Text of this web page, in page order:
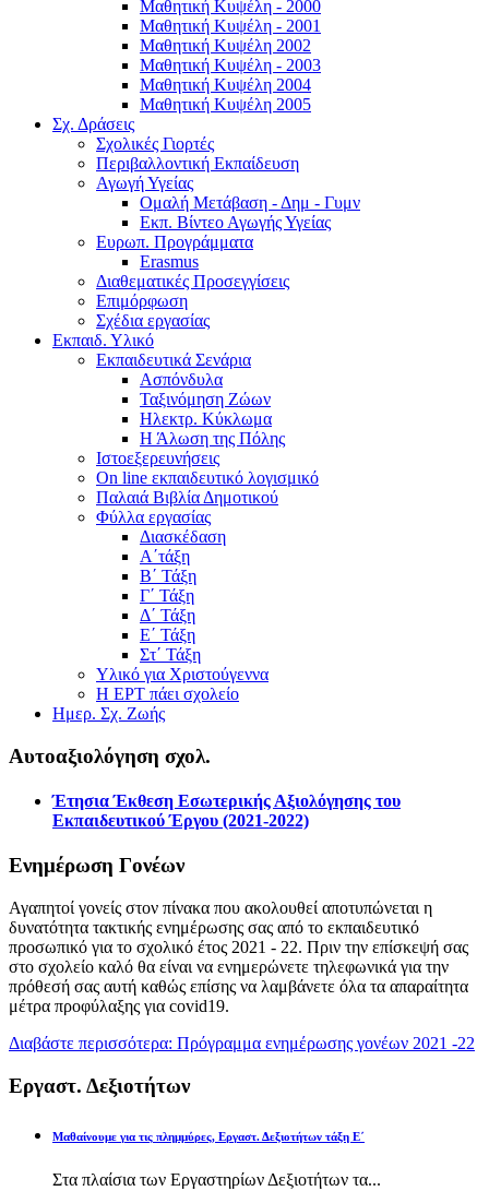
Μαθητική Κυψέλη - 2000
Μαθητική Κυψέλη - 2001
Μαθητική Κυψέλη 2002
Μαθητική Κυψέλη - 2003
Μαθητική Κυψέλη 2004
Μαθητική Κυψέλη 2005
Σχ. Δράσεις
Σχολικές Γιορτές
Περιβαλλοντική Εκπαίδευση
Αγωγή Υγείας
Ομαλή Μετάβαση - Δημ - Γυμν
Εκπ. Βίντεο Αγωγής Υγείας
Ευρωπ. Προγράμματα
Erasmus
Διαθεματικές Προσεγγίσεις
Επιμόρφωση
Σχέδια εργασίας
Εκπαιδ. Υλικό
Εκπαιδευτικά Σενάρια
Ασπόνδυλα
Ταξινόμηση Ζώων
Ηλεκτρ. Κύκλωμα
Η Άλωση της Πόλης
Ιστοεξερευνήσεις
On line εκπαιδευτικό λογισμικό
Παλαιά Βιβλία Δημοτικού
Φύλλα εργασίας
Διασκέδαση
Α΄τάξη
Β΄ Τάξη
Γ΄ Τάξη
Δ΄ Τάξη
Ε΄ Τάξη
Στ΄ Τάξη
Υλικό για Χριστούγεννα
Η ΕΡΤ πάει σχολείο
Ημερ. Σχ. Ζωής
Αυτοαξιολόγηση σχολ.
Έτησια Έκθεση Εσωτερικής Αξιολόγησης του
Εκπαιδευτικού Έργου (2021-2022)
Ενημέρωση Γονέων
Αγαπητοί γονείς στον πίνακα που ακολουθεί αποτυπώνεται η
δυνατότητα τακτικής ενημέρωσης σας από το εκπαιδευτικό
προσωπικό για το σχολικό έτος 2021 - 22. Πριν την επίσκεψή σας
στο σχολείο καλό θα είναι να ενημερώνετε τηλεφωνικά για την
πρόθεσή σας αυτή καθώς επίσης να λαμβάνετε όλα τα απαραίτητα
μέτρα προφύλαξης για covid19.
Διαβάστε περισσότερα: Πρόγραμμα ενημέρωσης γονέων 2021 -22
Εργαστ. Δεξιοτήτων
Μαθαίνουμε για τις πλημμύρες, Εργαστ. Δεξιοτήτων τάξη Ε΄
Στα πλαίσια των Εργαστηρίων Δεξιοτήτων τα...